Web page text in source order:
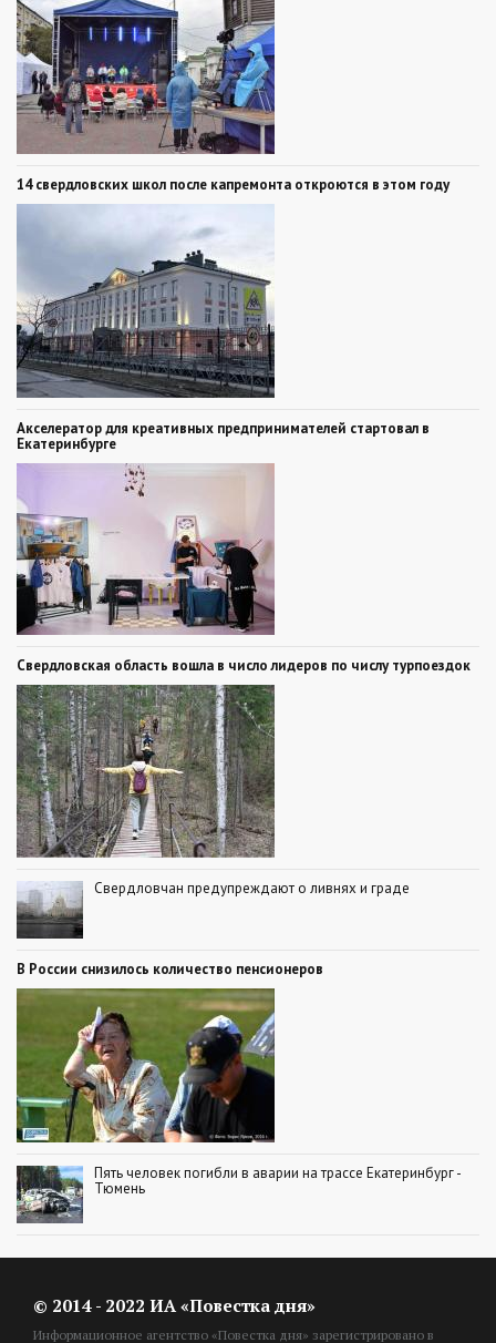
14 свердловских школ после капремонта откроются в этом году
Акселератор для креативных предпринимателей стартовал в
Екатеринбурге
Свердловская область вошла в число лидеров по числу турпоездок
Свердловчан предупреждают о ливнях и граде
В России снизилось количество пенсионеров
Пять человек погибли в аварии на трассе Екатеринбург -
Тюмень
© 2014 - 2022 ИА «Повестка дня»
Информационное агентство «Повестка дня» зарегистрировано в